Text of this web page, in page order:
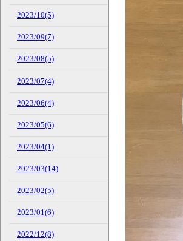
2023/10(5)
2023/09(7)
2023/08(5)
2023/07(4)
2023/06(4)
2023/05(6)
2023/04(1)
2023/03(14)
2023/02(5)
2023/01(6)
2022/12(8)